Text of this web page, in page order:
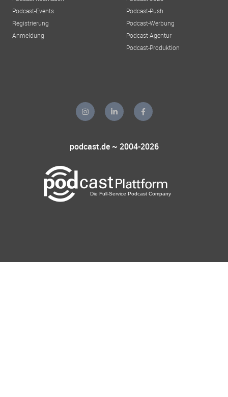
Podcast-Events
Registrierung
Anmeldung
Podcast-Push
Podcast-Werbung
Podcast-Agentur
Podcast-Produktion
podcast.de ~ 2004-2026